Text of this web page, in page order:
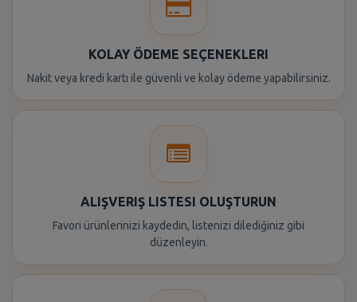
KOLAY ÖDEME SEÇENEKLERI
Nakit veya kredi kartı ile güvenli ve kolay ödeme yapabilirsiniz.
ALIŞVERIŞ LISTESI OLUŞTURUN
Favori ürünlerinizi kaydedin, listenizi dilediğiniz gibi
düzenleyin.